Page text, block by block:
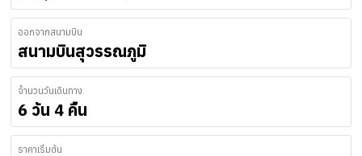
ออกจากสนามบิน
สนามบินสุวรรณภูมิ
จำนวนวันเดินทาง
6 วัน 4 คืน
ราคาเริ่มต้น